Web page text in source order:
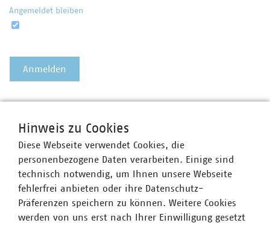
Angemeldet bleiben
Hinweis zu Cookies
Diese Webseite verwendet Cookies, die
personenbezogene Daten verarbeiten. Einige sind
technisch notwendig, um Ihnen unsere Webseite
fehlerfrei anbieten oder ihre Datenschutz-
Präferenzen speichern zu können. Weitere Cookies
werden von uns erst nach Ihrer Einwilligung gesetzt